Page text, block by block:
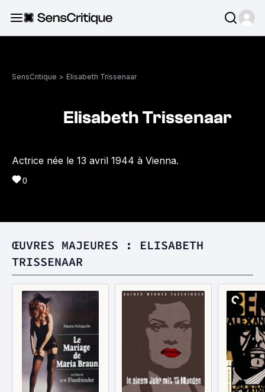
SensCritique > Elisabeth Trissenaar
Elisabeth Trissenaar
Actrice née le 13 avril 1944 à Vienna.
0
ŒUVRES MAJEURES : ELISABETH
TRISSENAAR